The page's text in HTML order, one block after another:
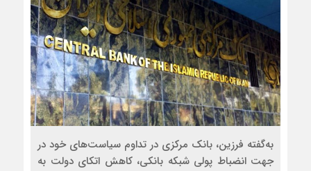
به‌گفته فرزین، بانک مرکزی در تداوم سیاست‌های خود در
جهت انضباط پولی شبکه بانکی، کاهش اتکای دولت به